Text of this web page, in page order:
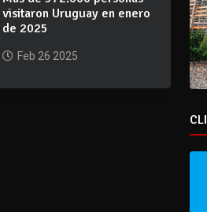
visitaron Uruguay en enero
de 2025
Feb 26 2025